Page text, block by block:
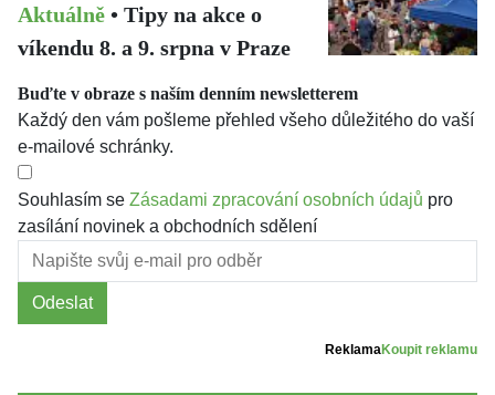
Aktuálně • Tipy na akce o
víkendu 8. a 9. srpna v Praze
Buďte v obraze s naším denním newsletterem
Každý den vám pošleme přehled všeho důležitého do vaší
e-mailové schránky.
Souhlasím se Zásadami zpracování osobních údajů pro
zasílání novinek a obchodních sdělení
Odeslat
ReklamaKoupit reklamu